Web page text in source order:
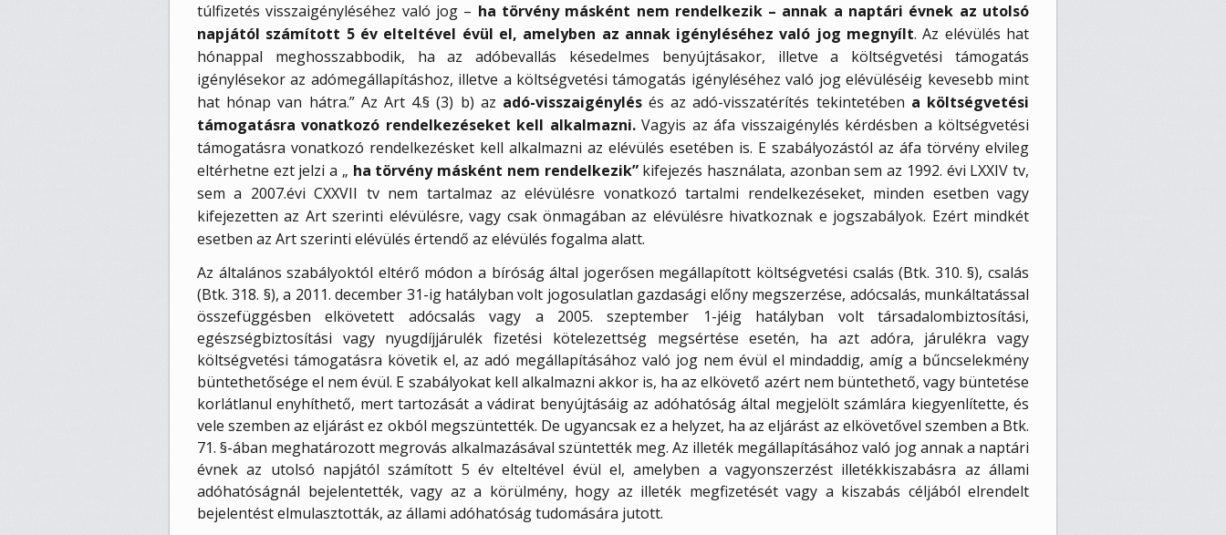
túlfizetés visszaigényléséhez való jog – ha törvény másként nem rendelkezik – annak a naptári évnek az utolsó
napjától számított 5 év elteltével évül el, amelyben az annak igényléséhez való jog megnyílt. Az elévülés hat
hónappal meghosszabbodik, ha az adóbevallás késedelmes benyújtásakor, illetve a költségvetési támogatás
igénylésekor az adómegállapításhoz, illetve a költségvetési támogatás igényléséhez való jog elévüléséig kevesebb mint
hat hónap van hátra.” Az Art 4.§ (3) b) az adó-visszaigénylésés az adó-visszatérítés tekintetében a költségvetési
támogatásra vonatkozó rendelkezéseket kell alkalmazni.Vagyis az áfa visszaigénylés kérdésben a költségvetési
támogatásra vonatkozó rendelkezésket kell alkalmazni az elévülés esetében is. E szabályozástól az áfa törvény elvileg
eltérhetne ezt jelzi a „ ha törvény másként nem rendelkezik”kifejezés használata, azonban sem az 1992. évi LXXIV tv,
sem a 2007.évi CXXVII tv nem tartalmaz az elévülésre vonatkozó tartalmi rendelkezéseket, minden esetben vagy
kifejezetten az Art szerinti elévülésre, vagy csak önmagában az elévülésre hivatkoznak e jogszabályok. Ezért mindkét
esetben az Art szerinti elévülés értendő az elévülés fogalma alatt.
Az általános szabályoktól eltérő módon a bíróság által jogerősen megállapított költségvetési csalás (Btk. 310. §), csalás
(Btk. 318. §), a 2011. december 31-ig hatályban volt jogosulatlan gazdasági előny megszerzése, adócsalás, munkáltatással
összefüggésben elkövetett adócsalás vagy a 2005. szeptember 1-jéig hatályban volt társadalombiztosítási,
egészségbiztosítási vagy nyugdíjjárulék fizetési kötelezettség megsértése esetén, ha azt adóra, járulékra vagy
költségvetési támogatásra követik el, az adó megállapításához való jog nem évül el mindaddig, amíg a bűncselekmény
büntethetősége el nem évül. E szabályokat kell alkalmazni akkor is, ha az elkövető azért nem büntethető, vagy büntetése
korlátlanul enyhíthető, mert tartozását a vádirat benyújtásáig az adóhatóság által megjelölt számlára kiegyenlítette, és
vele szemben az eljárást ez okból megszüntették. De ugyancsak ez a helyzet, ha az eljárást az elkövetővel szemben a Btk.
71. §-ában meghatározott megrovás alkalmazásával szüntették meg. Az illeték megállapításához való jog annak a naptári
évnek az utolsó napjától számított 5 év elteltével évül el, amelyben a vagyonszerzést illetékkiszabásra az állami
adóhatóságnál bejelentették, vagy az a körülmény, hogy az illeték megfizetését vagy a kiszabás céljából elrendelt
bejelentést elmulasztották, az állami adóhatóság tudomására jutott.